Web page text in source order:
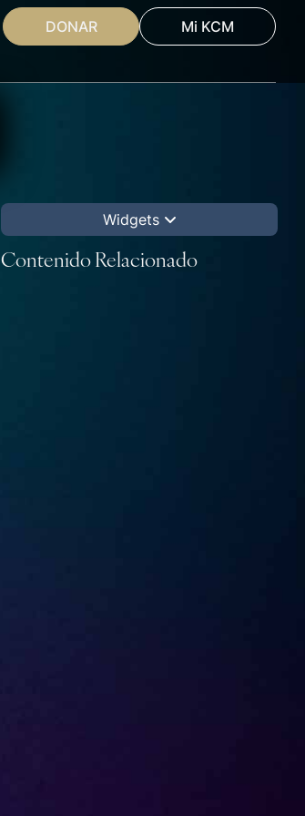
DONAR Mi KCM
Widgets
Contenido Relacionado